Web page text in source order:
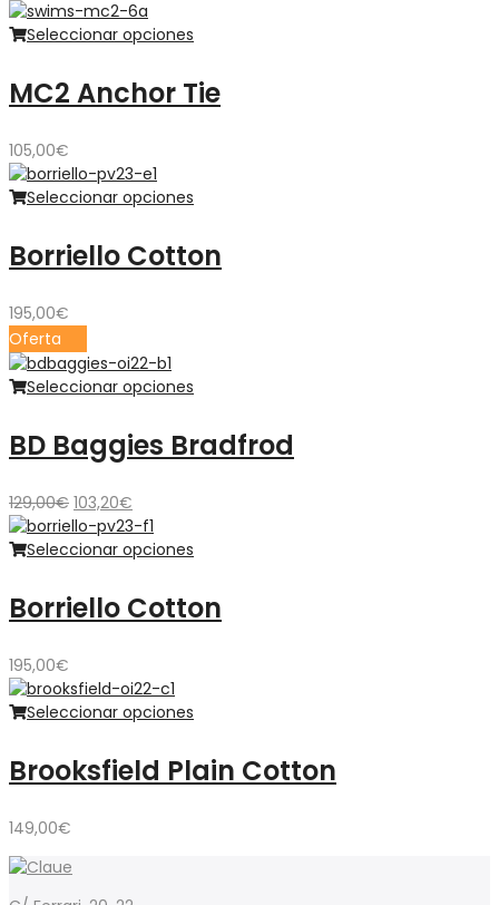
Seleccionar opciones
MC2 Anchor Tie
105,00€
Seleccionar opciones
Borriello Cotton
195,00€
Oferta
Seleccionar opciones
BD Baggies Bradfrod
129,00€ El
precio
original
129,00€.
103,20€
precio
actual
103,20€.
Seleccionar opciones
Borriello Cotton
195,00€
Seleccionar opciones
Brooksfield Plain Cotton
149,00€